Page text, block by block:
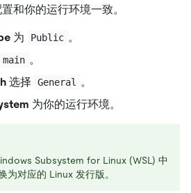
和你的运行环境一致。
为 Public 。
main 。
选择 General
。
为你的运行环境。
Subsystem for Linux (WSL) 中
为对应的 Linux 发行版。